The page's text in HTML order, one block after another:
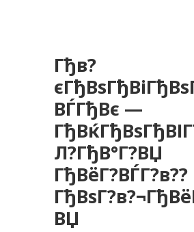
Гђв?
ВЃГђВє —
Л?ГђВ°Г?ВЏ
ГђВёГ?ВЃГ?в??
ВЏ